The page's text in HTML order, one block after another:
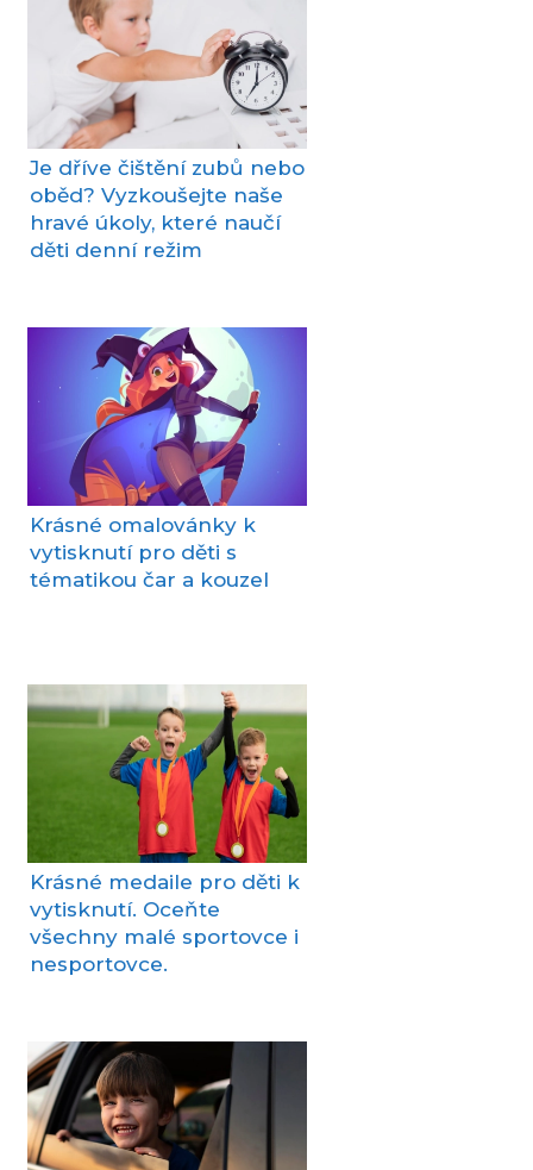
Je dříve čištění zubů nebo
oběd? Vyzkoušejte naše
hravé úkoly, které naučí
děti denní režim
Krásné omalovánky k
vytisknutí pro děti s
tématikou čar a kouzel
Krásné medaile pro děti k
vytisknutí. Oceňte
všechny malé sportovce i
nesportovce.